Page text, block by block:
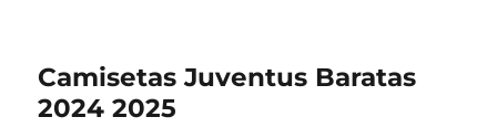
Camisetas Juventus Baratas
2024 2025